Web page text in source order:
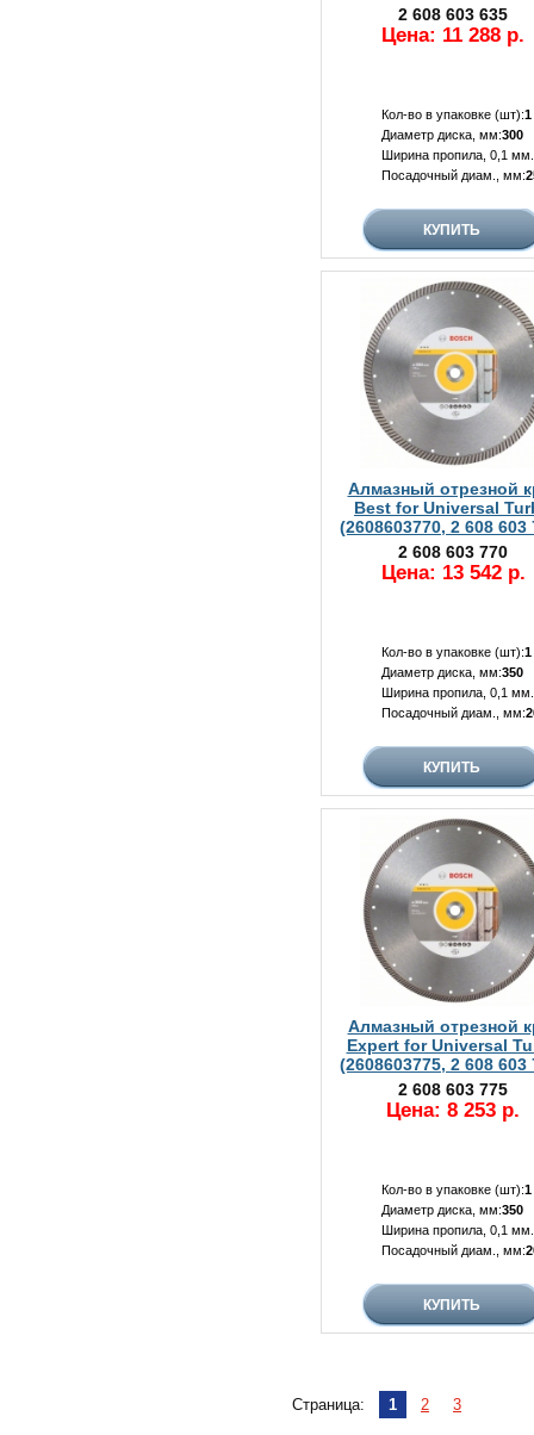
2 608 603 635
Цена: 11 288 р.
Кол-во в упаковке (шт):1
Диаметр диска, мм:300
Ширина пропила, 0,1
Посадочный диам., мм:
Алмазный отрезной
Best for Universal
(2608603770, 2 608 603
2 608 603 770
Цена: 13 542 р.
Кол-во в упаковке (шт):1
Диаметр диска, мм:350
Ширина пропила, 0,1
Посадочный диам., мм:
Алмазный отрезной
Expert for Universal
(2608603775, 2 608 603
2 608 603 775
Цена: 8 253 р.
Кол-во в упаковке (шт):1
Диаметр диска, мм:350
Ширина пропила, 0,1
Посадочный диам., мм:
Страница: 1 2 3